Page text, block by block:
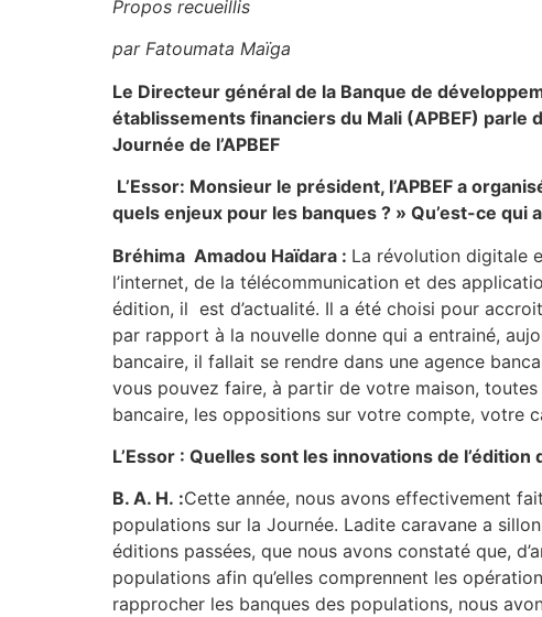
Propos recueillis
par Fatoumata Maïga
Le Directeur général de la Banque de
établissements financiers du Mali (APBEF) parle
Journée de l’APBEF
L’Essor: Monsieur le président, l’APBEF a
quels enjeux pour les banques ? » Qu’est-ce
Bréhima Amadou Haïdara : La révolution digitale
l’internet, de la télécommunication et des
édition, il est d’actualité. Il a été choisi pour
par rapport à la nouvelle donne qui a entrainé,
bancaire, il fallait se rendre dans une agence
vous pouvez faire, à partir de votre maison,
bancaire, les oppositions sur votre compte, votre
L’Essor : Quelles sont les innovations de l’édition
B. A. H. :Cette année, nous avons effectivement
populations sur la Journée. Ladite caravane a
éditions passées, que nous avons constaté que,
populations afin qu’elles comprennent les
rapprocher les banques des populations, nous